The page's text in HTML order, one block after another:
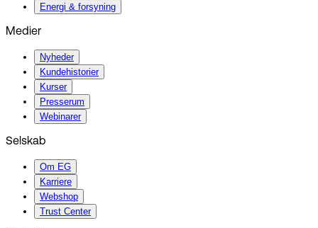
Energi & forsyning
Medier
Nyheder
Kundehistorier
Kurser
Presserum
Webinarer
Selskab
Om EG
Karriere
Webshop
Trust Center